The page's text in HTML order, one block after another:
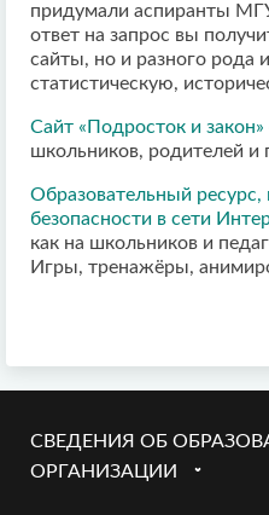
придумали аспиранты
ответ на запрос вы
сайты, но и разного
статистическую,
Сайт «Подросток и закон»
школьников, родителей и
Образовательный
безопасности в сети
как на школьников и
Игры, тренажёры,
СВЕДЕНИЯ ОБ
ОРГАНИЗАЦИИ